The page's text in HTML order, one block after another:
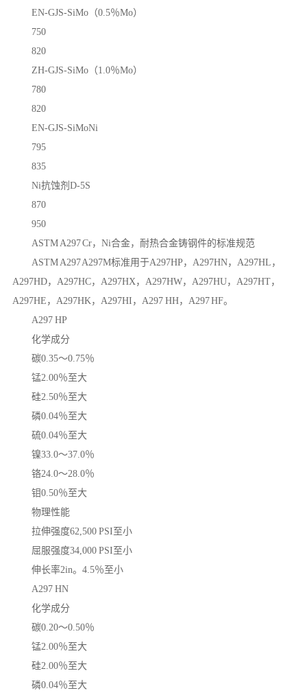
EN-GJS-SiMo（0.5％Mo）
750
820
ZH-GJS-SiMo（1.0％Mo）
780
820
EN-GJS-SiMoNi
795
835
Ni抗蚀剂D-5S
870
950
ASTM A297 Cr，Ni合金，耐热合金铸钢件的标准规范
ASTM A297 A297M标准用于A297HP，A297HN，A297HL，
A297HD，A297HC，A297HX，A297HW，A297HU，A297HT，
A297HE，A297HK，A297HI，A297 HH，A297 HF。
A297 HP
化学成分
碳0.35〜0.75％
锰2.00％至大
硅2.50％至大
磷0.04％至大
硫0.04％至大
镍33.0〜37.0％
铬24.0〜28.0％
钼0.50％至大
物理性能
拉伸强度62,500 PSI至小
屈服强度34,000 PSI至小
伸长率2in。4.5％至小
A297 HN
化学成分
碳0.20〜0.50％
锰2.00％至大
硅2.00％至大
磷0.04％至大